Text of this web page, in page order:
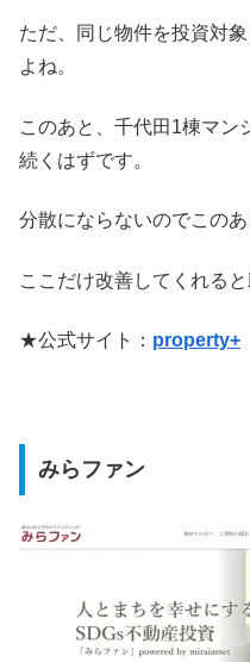
ただ、同じ物件を投資対
よね。
このあと、千代田1棟マン
続くはずです。
分散にならないのでこのあ
ここだけ改善してくれる
★公式サイト： property+
みらファン